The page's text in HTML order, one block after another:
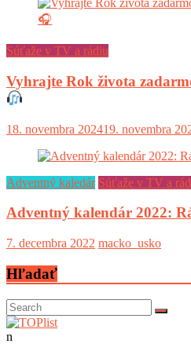
Súťaže v TV a rádiu
Vyhrajte Rok života
18. novembra 202419. novembra
Adventný kaledár Súťaže v TV a
Adventný kalendár 2022:
7. decembra 2022 macko_usko
Hľadať
n